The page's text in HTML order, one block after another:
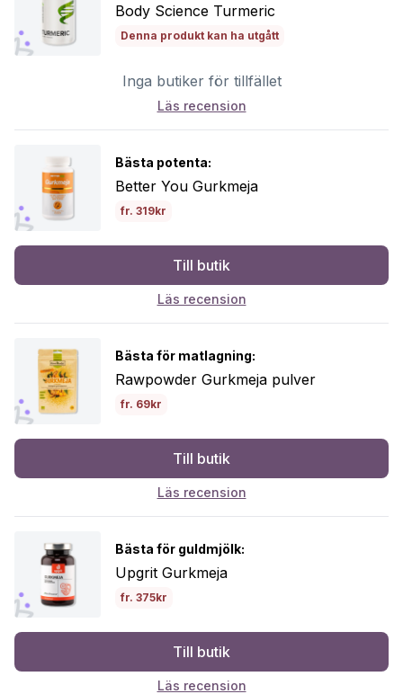
Body Science Turmeric
Denna produkt kan ha utgått
Inga butiker för tillfället
Läs recension
Bästa potenta:
Better You Gurkmeja
fr. 319kr
Till butik
Läs recension
Bästa för matlagning:
Rawpowder Gurkmeja pulver
fr. 69kr
Till butik
Läs recension
Bästa för guldmjölk:
Upgrit Gurkmeja
fr. 375kr
Till butik
Läs recension